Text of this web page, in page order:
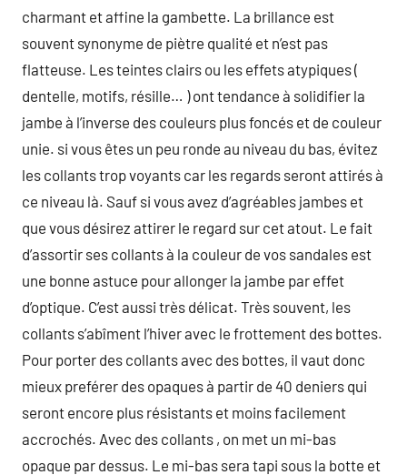
charmant et affine la gambette. La brillance est
souvent synonyme de piètre qualité et n’est pas
flatteuse. Les teintes clairs ou les effets atypiques (
dentelle, motifs, résille… ) ont tendance à solidifier la
jambe à l’inverse des couleurs plus foncés et de couleur
unie. si vous êtes un peu ronde au niveau du bas, évitez
les collants trop voyants car les regards seront attirés à
ce niveau là. Sauf si vous avez d’agréables jambes et
que vous désirez attirer le regard sur cet atout. Le fait
d’assortir ses collants à la couleur de vos sandales est
une bonne astuce pour allonger la jambe par effet
d’optique. C’est aussi très délicat. Très souvent, les
collants s’abîment l’hiver avec le frottement des bottes.
Pour porter des collants avec des bottes, il vaut donc
mieux preférer des opaques à partir de 40 deniers qui
seront encore plus résistants et moins facilement
accrochés. Avec des collants , on met un mi-bas
opaque par dessus. Le mi-bas sera tapi sous la botte et